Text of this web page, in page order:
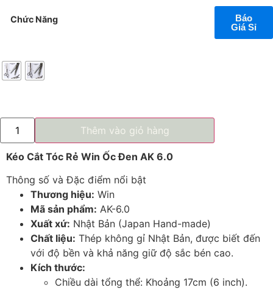
Chức Năng
Thêm vào giỏ hàng
Báo
Giá Sỉ
Kéo Cắt Tóc Rẻ Win Ốc Đen AK 6.0
Thông số và Đặc điểm nổi bật
Thương hiệu: Win
Mã sản phẩm: AK-6.0
Xuất xứ: Nhật Bản (Japan Hand-made)
Chất liệu: Thép không gỉ Nhật Bản, được biết đến
với độ bền và khả năng giữ độ sắc bén cao.
Kích thước:
Chiều dài tổng thể: Khoảng 17cm (6 inch).